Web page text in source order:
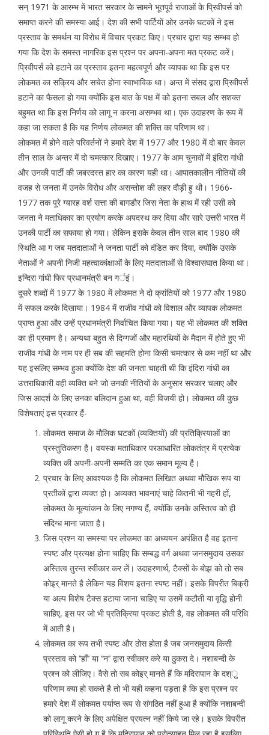
सन् 1971 के आरम्भ में भारत सरकार के सामने भूतपूर्व राजाओं के प्रिवीपर्स को
समाप्त करने की समस्या आई। देश की सभी पार्टियों ओर उनके घटकों ने इस
प्रस्ताव के समर्थन या विरोध में विचार प्रकट किए। प्रचार द्वारा यह सम्भव हो
गया कि देश के समस्त नागरिक इस प्रश्न पर अपना-अपना मत प्रकट करें।
प्रिवीपर्स को हटाने का प्रस्ताव इतना महत्वपूर्ण और व्यापक था कि इस पर
लोकमत का सक्रिय और सचेत होना स्वाभाविक था। अन्त में संसद द्वारा प्रिवीपर्स
हटाने का फैसला हो गया क्योंकि इस बात के पक्ष में को इतना सबल और सशक्त
बहुमत था कि इस निर्णय को लागू न करना असम्भव था। एक उदाहरण के रूप में
कहा जा सकता है कि यह निर्णय लोकमत की शक्ति का परिणाम था।
लोकमत में होने वाले परिवर्तनों ने हमारे देश में 1977 और 1980 में दो बार केवल
तीन साल के अन्तर में दो चमत्कार दिखाए। 1977 के आम चुनावों में इंदिरा गांधी
और उनकी पार्टी की जबरदस्त हार का कारण यही था। आपातकालीन नीतियों की
वजह से जनता में उनके विरोध और असन्तोश की लहर दौड़ी हु थी। 1966-
1977 तक पूरे ग्यारह वर्श सत्ता की बागडौर जिस नेता के हाथ में रही उसी को
जनता ने मताधिकार का प्रयोग करके अपदस्थ कर दिया और सारे उत्तरी भारत में
उनकी पार्टी का सफाया हो गया। लेकिन इसके केवल तीन साल बाद 1980 की
स्थिति आ ग जब मतदाताओं ने जनता पार्टी को दंडित कर दिया, क्योंकि उसके
नेताओं ने अपनी निजी महत्वाकांक्षाओं के लिए मतदाताओं से विश्वासघात किया था।
इन्दिरा गांधी फिर प्रधानमंत्री बन गर्इं।
दूसरे शब्दों में 1977 के 1980 में लोकमत ने दो क्रांतियों को 1977 और 1980
में सफल करके दिखाया। 1984 में राजीव गांधी को विशाल और व्यापक लोकमत
प्राप्त हुआ और उन्हें प्रधानमंत्री निर्वाचित किया गया। यह भी लोकमत की शक्ति
का ही प्रमाण है। अन्यथा बहुत से दिग्गजों और महारथियों के मैदान में होते हुए भी
राजीव गांधी के नाम पर ही सब की सहमति होना किसी चमत्कार से कम नहीं था और
यह इसलिए सम्भव हुआ क्योंकि देश की जनता चाहती थी कि इंदिरा गांधी का
उत्तराधिकारी वही व्यक्ति बने जो उनकी नीतियों के अनुसार सरकार चलाए और
जिस आदर्श के लिए उनका बलिदान हुआ था, वही विजयी हो। लोकमत की कुछ
विशेषताएं इस प्रकार हैं-
लोकमत समाज के मौलिक घटकों (व्यक्तियों) की प्रतिक्रियाओं का
प्रस्तुतिकरण है। वयस्क मताधिकार परआधारित लोकतंत्र में प्रत्येक
व्यक्ति की अपनी-अपनी सम्मति का एक समान मूल्य है।
प्रचार के लिए आवश्यक है कि लोकमत लिखित अथवा मौखिक रूप या
प्रतीकों द्वारा व्यक्त हो। अव्यक्त भावनाएं चाहे कितनी भी गहरी हों,
लोकमत के मूल्यांकन के लिए नगण्य हैं, क्योंकि उनके अस्तित्व को ही
संदिग्ध माना जाता है।
जिस प्रश्न या समस्या पर लोकमत का अध्ययन अपंक्षित है वह इतना
स्पष्ट और प्रत्यक्ष होना चाहिए कि सम्बद्ध वर्ग अथवा जनसमुदाय उसका
अस्तित्व तुरन्त स्वीकार कर लें। उदाहरणार्थ, टैक्सों के बोझ को तो सब
कोइर् मानते है लेकिन यह विशय इतना स्पष्ट नहीं। इसके विपरीत बिक्री
या अल्प विशेष टैक्स हटाया जाना चाहिए या उसमें कटौती या वृद्धि होनी
चाहिए, इस पर जो भी प्रतिक्रिया प्रकट होती है, वह लोकमत की परिधि
में आती है।
लोकमत का रूप तभी स्पष्ट और ठोस होता है जब जनसमुदाय किसी
प्रस्ताव को ‘‘हाँ’’ या ‘‘न’’ द्वारा स्वीकार करे या ठुकरा दे। नशाबन्दी के
प्रश्न को लीजिए। वैसे तो सब कोइर् मानते हैं कि मदिरापान के दश्ु
परिणाम क्या हो सकते है तो भी यही कहना पड़ता है कि इस प्रश्न पर
हमारे देश में लोकमत पर्याप्त रूप से संगठित नहीं हुआ है क्योंकि नशाबन्दी
को लागू करने के लिए अपेक्षित प्रयत्न नहीं किये जा रहे। इसके विपरीत